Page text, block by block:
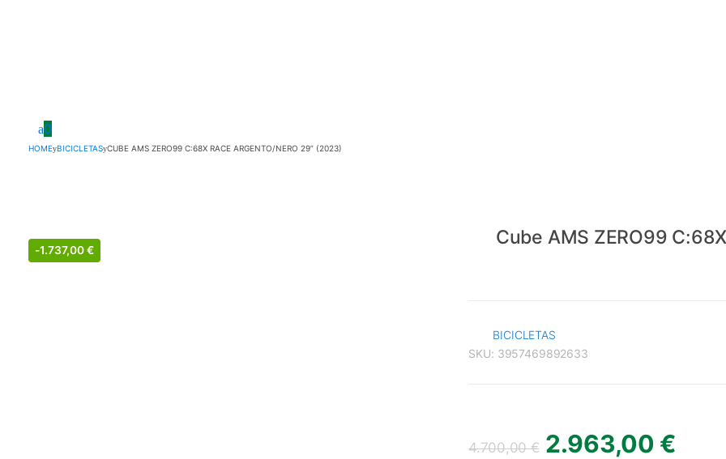
0
HOME BICICLETAS CUBE AMS ZERO99 C:68X RACE ARGENTO/NERO 29” (2023)
-1.737,00€
Cube AMS ZERO99
BICICLETAS
SKU: 3957469892633
4.700,00€ 2.963,00 €